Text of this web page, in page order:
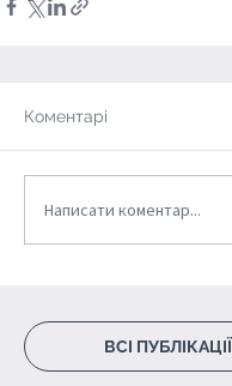
Коментарі
Написати коментар...
ВСІ ПУБЛІКАЦІЇ